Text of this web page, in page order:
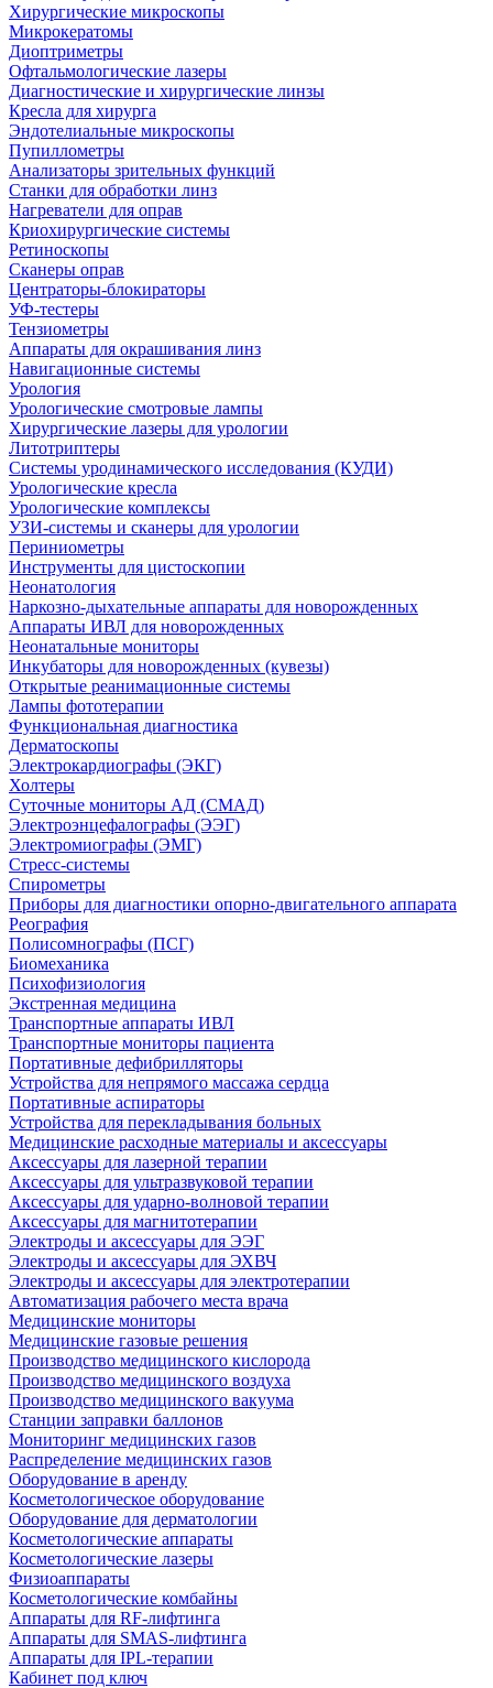
Хирургические микроскопы
Микрокератомы
Диоптриметры
Офтальмологические лазеры
Диагностические и хирургические линзы
Кресла для хирурга
Эндотелиальные микроскопы
Пупиллометры
Анализаторы зрительных функций
Станки для обработки линз
Нагреватели для оправ
Криохирургические системы
Ретиноскопы
Сканеры оправ
Центраторы-блокираторы
УФ-тестеры
Тензиометры
Аппараты для окрашивания линз
Навигационные системы
Урология
Урологические смотровые лампы
Хирургические лазеры для урологии
Литотриптеры
Системы уродинамического исследования (КУДИ)
Урологические кресла
Урологические комплексы
УЗИ-системы и сканеры для урологии
Периниометры
Инструменты для цистоскопии
Неонатология
Наркозно-дыхательные аппараты для новорожденных
Аппараты ИВЛ для новорожденных
Неонатальные мониторы
Инкубаторы для новорожденных (кувезы)
Открытые реанимационные системы
Лампы фототерапии
Функциональная диагностика
Дерматоскопы
Электрокардиографы (ЭКГ)
Холтеры
Суточные мониторы АД (СМАД)
Электроэнцефалографы (ЭЭГ)
Электромиографы (ЭМГ)
Стресс-системы
Спирометры
Приборы для диагностики опорно-двигательного аппарата
Реография
Полисомнографы (ПСГ)
Биомеханика
Психофизиология
Экстренная медицина
Транспортные аппараты ИВЛ
Транспортные мониторы пациента
Портативные дефибрилляторы
Устройства для непрямого массажа сердца
Портативные аспираторы
Устройства для перекладывания больных
Медицинские расходные материалы и аксессуары
Аксессуары для лазерной терапии
Аксессуары для ультразвуковой терапии
Аксессуары для ударно-волновой терапии
Аксессуары для магнитотерапии
Электроды и аксессуары для ЭЭГ
Электроды и аксессуары для ЭХВЧ
Электроды и аксессуары для электротерапии
Автоматизация рабочего места врача
Медицинские мониторы
Медицинские газовые решения
Производство медицинского кислорода
Производство медицинского воздуха
Производство медицинского вакуума
Станции заправки баллонов
Мониторинг медицинских газов
Распределение медицинских газов
Оборудование в аренду
Косметологическое оборудование
Оборудование для дерматологии
Косметологические аппараты
Косметологические лазеры
Физиоаппараты
Косметологические комбайны
Аппараты для RF-лифтинга
Аппараты для SMAS-лифтинга
Аппараты для IPL-терапии
Кабинет под ключ